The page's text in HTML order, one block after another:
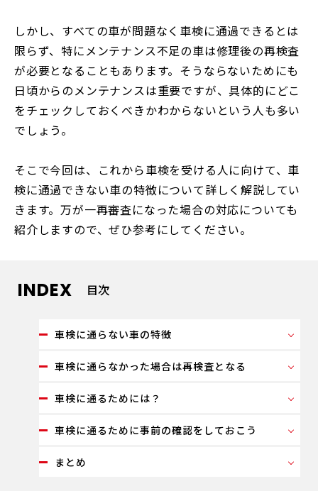
しかし、すべての車が問題なく車検に通過できるとは
限らず、特にメンテナンス不足の車は修理後の再検査
が必要となることもあります。そうならないためにも
日頃からのメンテナンスは重要ですが、具体的にどこ
をチェックしておくべきかわからないという人も多い
でしょう。
そこで今回は、これから車検を受ける人に向けて、車
検に通過できない車の特徴について詳しく解説してい
きます。万が一再審査になった場合の対応についても
紹介しますので、ぜひ参考にしてください。
INDEX 目次
車検に通らない車の特徴
車検に通らなかった場合は再検査となる
車検に通るためには？
車検に通るために事前の確認をしておこう
まとめ